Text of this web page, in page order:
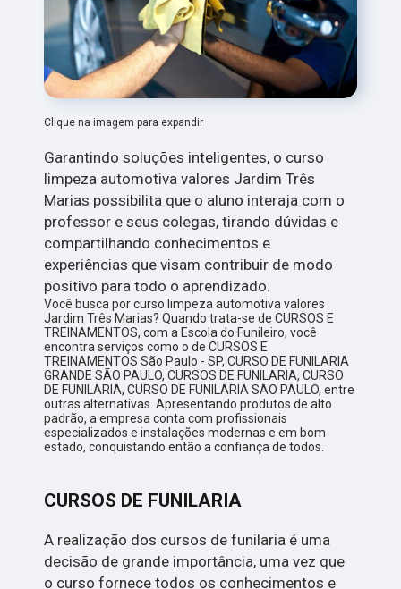
Clique na imagem para expandir
Garantindo soluções inteligentes, o curso
limpeza automotiva valores Jardim Três
Marias possibilita que o aluno interaja com o
professor e seus colegas, tirando dúvidas e
compartilhando conhecimentos e
experiências que visam contribuir de modo
positivo para todo o aprendizado.
Você busca por curso limpeza automotiva valores
Jardim Três Marias? Quando trata-se de CURSOS E
TREINAMENTOS, com a Escola do Funileiro, você
encontra serviços como o de CURSOS E
TREINAMENTOS São Paulo - SP, CURSO DE FUNILARIA
GRANDE SÃO PAULO, CURSOS DE FUNILARIA, CURSO
DE FUNILARIA, CURSO DE FUNILARIA SÃO PAULO, entre
outras alternativas. Apresentando produtos de alto
padrão, a empresa conta com profissionais
especializados e instalações modernas e em bom
estado, conquistando então a confiança de todos.
CURSOS DE FUNILARIA
A realização dos cursos de funilaria é uma
decisão de grande importância, uma vez que
o curso fornece todos os conhecimentos e